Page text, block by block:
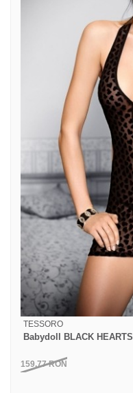
TESSORO
Babydoll BLACK HEARTS
159,77RON